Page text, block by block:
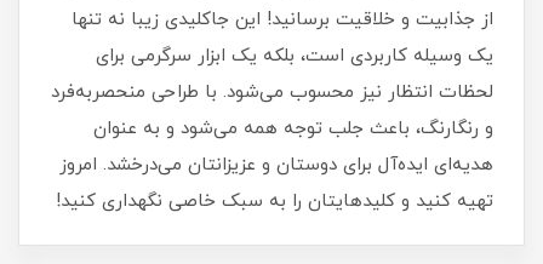
از جذابیت و خلاقیت برسانید! این جاکلیدی زیبا نه تنها
یک وسیله کاربردی است، بلکه یک ابزار سرگرمی برای
لحظات انتظار نیز محسوب می‌شود. با طراحی منحصربه‌فرد
و رنگارنگ، باعث جلب توجه همه می‌شود و به عنوان
هدیه‌ای ایده‌آل برای دوستان و عزیزانتان می‌درخشد. امروز
تهیه کنید و کلیدهایتان را به سبک خاصی نگهداری کنید!